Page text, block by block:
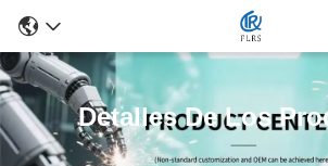
Detalles De Los